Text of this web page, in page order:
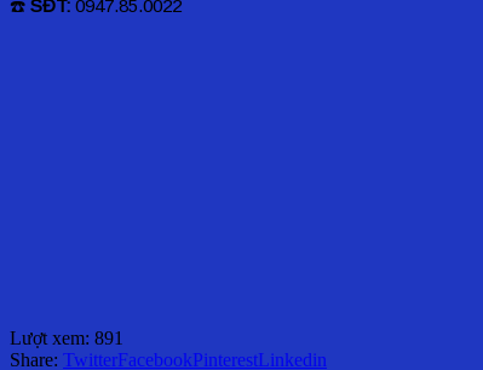
☎️ SĐT: 0947.85.0022
Lượt xem: 891
Share: TwitterFacebookPinterestLinkedin